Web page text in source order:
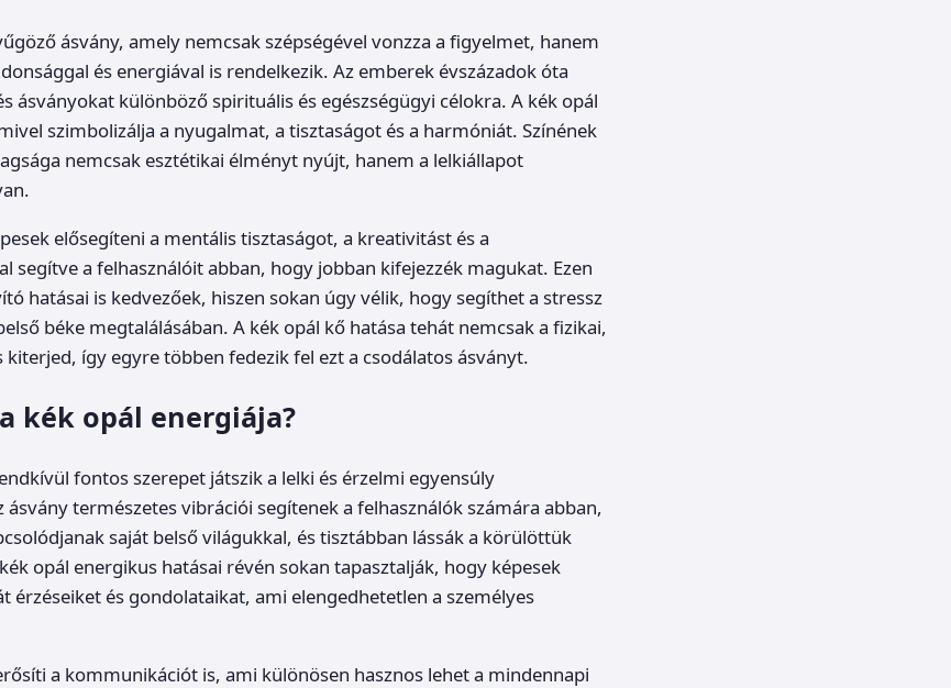
ásvány, amely nemcsak szépségével vonzza a figyelmet, hanem
és energiával is rendelkezik. Az emberek évszázadok óta
ásványokat különböző spirituális és egészségügyi célokra. A kék opál
szimbolizálja a nyugalmat, a tisztaságot és a harmóniát. Színének
nemcsak esztétikai élményt nyújt, hanem a lelkiállapot
elősegíteni a mentális tisztaságot, a kreativitást és a
segítve a felhasználóit abban, hogy jobban kifejezzék magukat. Ezen
hatásai is kedvezőek, hiszen sokan úgy vélik, hogy segíthet a stressz
béke megtalálásában. A kék opál kő hatása tehát nemcsak a fizikai,
kiterjed, így egyre többen fedezik fel ezt a csodálatos ásványt.
kék opál energiája?
fontos szerepet játszik a lelki és érzelmi egyensúly
természetes vibrációi segítenek a felhasználók számára abban,
saját belső világukkal, és tisztábban lássák a körülöttük
opál energikus hatásai révén sokan tapasztalják, hogy képesek
érzéseiket és gondolataikat, ami elengedhetetlen a személyes
a kommunikációt is, ami különösen hasznos lehet a mindennapi